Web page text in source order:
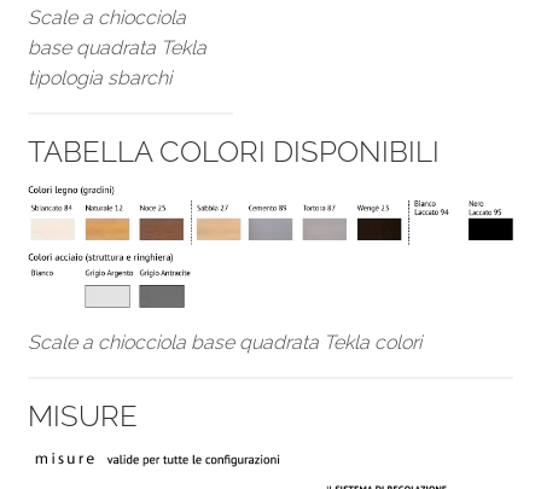
Scale a chiocciola
base quadrata Tekla
tipologia sbarchi
TABELLA COLORI DISPONIBILI
Scale a chiocciola base quadrata Tekla colori
MISURE